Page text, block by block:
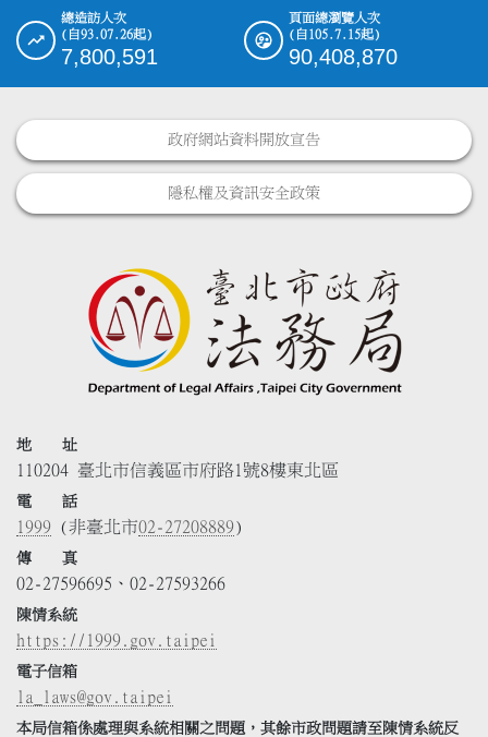
總造訪人次
(自93.07.26起)
7,800,591
頁面總瀏覽人次
(自105.7.15起)
90,408,870
政府網站資料開放宣告
隱私權及資訊安全政策
地 址
110204 臺北市信義區市府路1號8樓東北區
電 話
1999 (非臺北市02-27208889)
傳 真
02-27596695、02-27593266
陳情系統
https://1999.gov.taipei
電子信箱
la_laws@gov.taipei
本局信箱係處理與系統相關之問題，其餘市政問題請至陳情系統反